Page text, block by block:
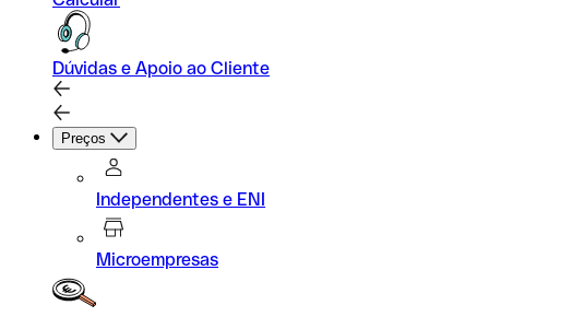
Dúvidas e Apoio ao Cliente
Preços
Independentes e ENI
Microempresas